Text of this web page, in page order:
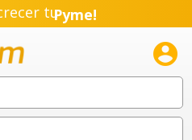
tuPyme!
Emprendimiento!
